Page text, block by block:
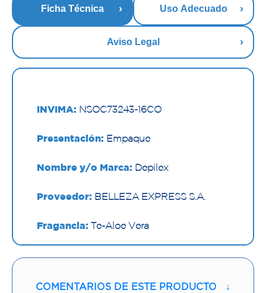
Ficha Técnica Uso Adecuado
Aviso Legal
INVIMA: NSOC73243-16CO
Presentación: Empaque
Nombre y/o Marca: Depilex
Proveedor: BELLEZA EXPRESS S.A.
Fragancia: Te-Aloe Vera
Cantidad:1 Tubo
COMENTARIOS DE ESTE PRODUCTO ↓